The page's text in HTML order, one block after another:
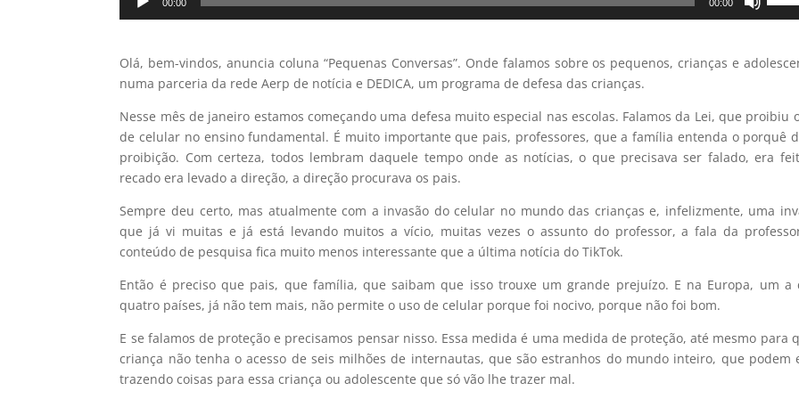
00:00 00:00
para
para
baixo
para
o
Olá, bem-vindos, anuncia coluna “Pequenas Conversas”. Onde falamos sobre os pequenos, crianças e
numa parceria da rede Aerp de notícia e DEDICA, um programa de defesa das crianças.
Nesse mês de janeiro estamos começando uma defesa muito especial nas escolas. Falamos da Lei, que proibiu
de celular no ensino fundamental. É muito importante que pais, professores, que a família entenda o porquê
proibição. Com certeza, todos lembram daquele tempo onde as notícias, o que precisava ser falado, era
recado era levado a direção, a direção procurava os pais.
Sempre deu certo, mas atualmente com a invasão do celular no mundo das crianças e, infelizmente, uma
que já vi muitas e já está levando muitos a vício, muitas vezes o assunto do professor, a fala da
conteúdo de pesquisa fica muito menos interessante que a última notícia do TikTok.
Então é preciso que pais, que família, que saibam que isso trouxe um grande prejuízo. E na Europa, um a
quatro países, já não tem mais, não permite o uso de celular porque foi nocivo, porque não foi bom.
E se falamos de proteção e precisamos pensar nisso. Essa medida é uma medida de proteção, até mesmo para
criança não tenha o acesso de seis milhões de internautas, que são estranhos do mundo inteiro, que podem
trazendo coisas para essa criança ou adolescente que só vão lhe trazer mal.